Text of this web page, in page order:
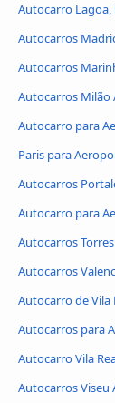
Autocarro
Autocarros
Autocarros
Autocarros Milão
Autocarro para
Paris para
Autocarros
Autocarro para
Autocarros
Autocarros
Autocarro de Vila
Autocarros para
Autocarro Vila
Autocarros